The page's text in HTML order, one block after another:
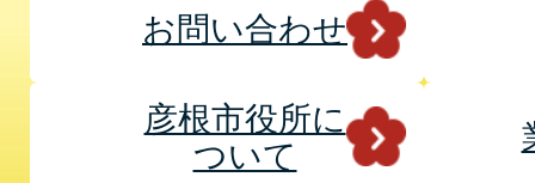
お問い合わせ
彦根市役所に
ついて